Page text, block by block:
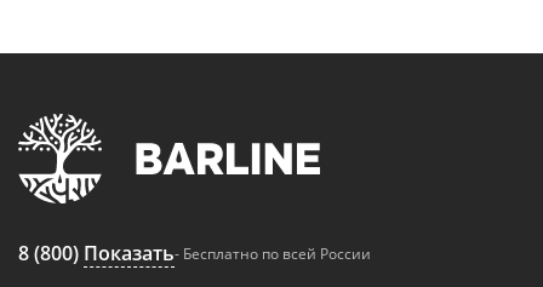
8 (800) Показать- Бесплатно по всей России